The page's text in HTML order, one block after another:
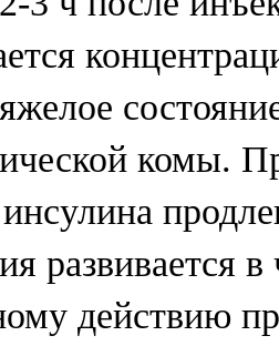
комы.
развивается
действию